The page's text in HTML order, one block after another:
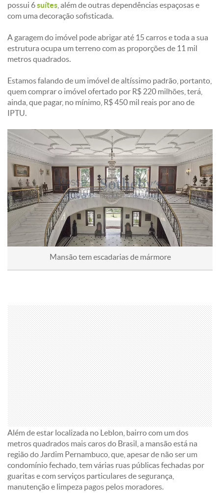
possui 6suítes , além de outras dependências espaçosas e
com uma decoração sofisticada.
A garagem do imóvel pode abrigar até 15 carros e toda a sua
estrutura ocupa um terreno com as proporções de 11 mil
metros quadrados.
Estamos falando de um imóvel de altíssimo padrão, portanto,
quem comprar o imóvel ofertado por R$ 220 milhões, terá,
ainda, que pagar, no mínimo, R$ 450 mil reais por ano de
IPTU.
Mansão tem escadarias de mármore
Além de estar localizada no Leblon, bairro com um dos
metros quadrados mais caros do Brasil, a mansão está na
região do Jardim Pernambuco, que, apesar de não ser um
condomínio fechado, tem várias ruas públicas fechadas por
guaritas e com serviços particulares de segurança,
manutenção e limpeza pagos pelos moradores.